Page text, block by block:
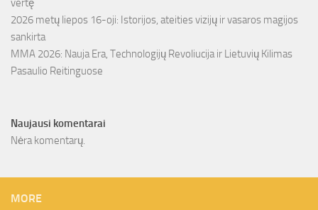
vertę
2026 metų liepos 16-oji: Istorijos, ateities vizijų ir vasaros magijos
sankirta
MMA 2026: Nauja Era, Technologijų Revoliucija ir Lietuvių Kilimas
Pasaulio Reitinguose
Naujausi komentarai
Nėra komentarų.
MORE